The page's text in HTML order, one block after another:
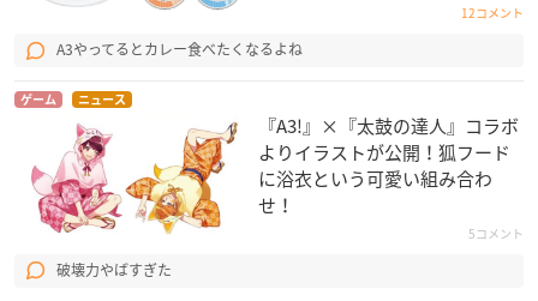
12コメント
A3やってるとカレー食べたくなるよね
ゲーム ニュース
『A3!』×『太鼓の達人』コラボ
よりイラストが公開！狐フード
に浴衣という可愛い組み合わ
せ！
5コメント
破壊力やばすぎた